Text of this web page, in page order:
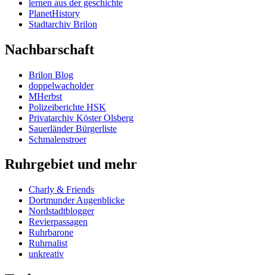
lernen aus der geschichte
PlanetHistory
Stadtarchiv Brilon
Nachbarschaft
Brilon Blog
doppelwacholder
MHerbst
Polizeiberichte HSK
Privatarchiv Köster Olsberg
Sauerländer Bürgerliste
Schmalenstroer
Ruhrgebiet und mehr
Charly & Friends
Dortmunder Augenblicke
Nordstadtblogger
Revierpassagen
Ruhrbarone
Ruhrnalist
unkreativ